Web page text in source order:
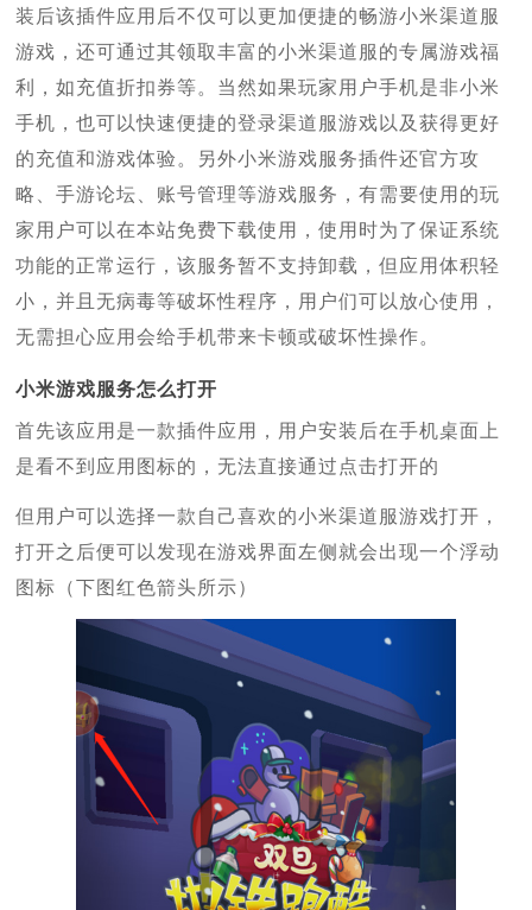
装后该插件应用后不仅可以更加便捷的畅游小米渠道服
游戏，还可通过其领取丰富的小米渠道服的专属游戏福
利，如充值折扣券等。当然如果玩家用户手机是非小米
手机，也可以快速便捷的登录渠道服游戏以及获得更好
的充值和游戏体验。另外小米游戏服务插件还官方攻
略、手游论坛、账号管理等游戏服务，有需要使用的玩
家用户可以在本站免费下载使用，使用时为了保证系统
功能的正常运行，该服务暂不支持卸载，但应用体积轻
小，并且无病毒等破坏性程序，用户们可以放心使用，
无需担心应用会给手机带来卡顿或破坏性操作。
小米游戏服务怎么打开
首先该应用是一款插件应用，用户安装后在手机桌面上
是看不到应用图标的，无法直接通过点击打开的
但用户可以选择一款自己喜欢的小米渠道服游戏打开，
打开之后便可以发现在游戏界面左侧就会出现一个浮动
图标（下图红色箭头所示）